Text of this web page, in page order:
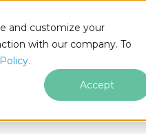
and customize your
with our company. To
Accept